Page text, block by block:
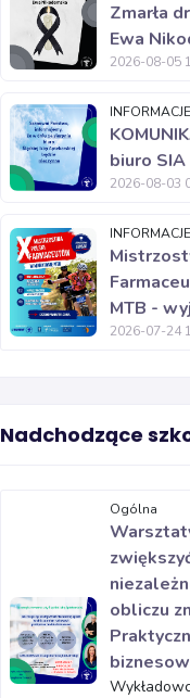
Zmarła
Ewa
2026-08-05
INFORMACJE
biuro
2026-08-03
INFORMACJE
MTB -
2026-07-24
Nadchodzące
Ogólna
obliczu